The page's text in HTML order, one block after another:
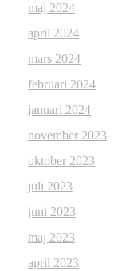
maj 2024
april 2024
mars 2024
februari 2024
januari 2024
november 2023
oktober 2023
juli 2023
juni 2023
maj 2023
april 2023